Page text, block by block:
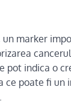
un marker
pot indica o
poate fi un